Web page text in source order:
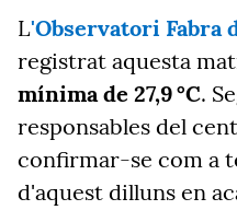
L'Observatori Fabra
registrat aquesta
mínima de 27,9 °C.
responsables del
confirmar-se com a
d'aquest dilluns en